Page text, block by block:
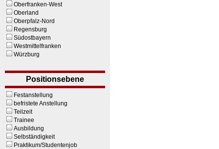
Oberfranken-West
Oberland
Oberpfalz-Nord
Regensburg
Südostbayern
Westmittelfranken
Würzburg
Positionsebene
Festanstellung
befristete Anstellung
Teilzeit
Trainee
Ausbildung
Selbständigkeit
Praktikum/Studentenjob